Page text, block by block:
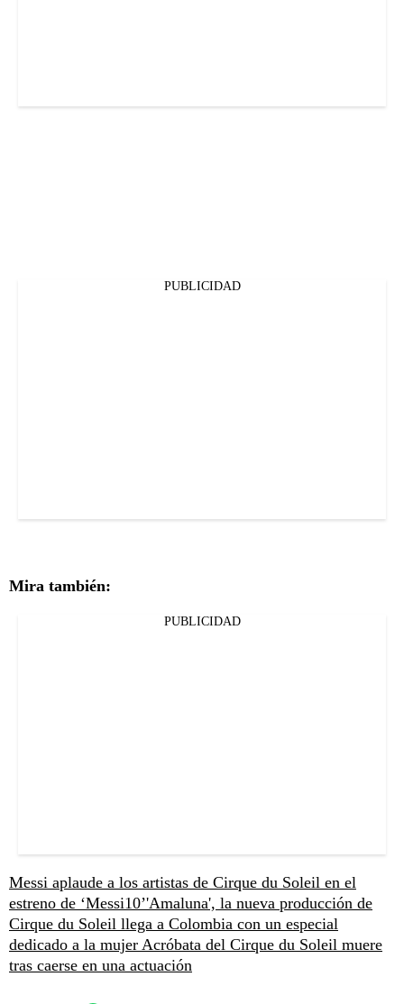
PUBLICIDAD
Mira también:
PUBLICIDAD
Messi aplaude a los artistas de Cirque du Soleil en el
estreno de ‘Messi10’'Amaluna', la nueva producción de
Cirque du Soleil llega a Colombia con un especial
dedicado a la mujer Acróbata del Cirque du Soleil muere
tras caerse en una actuación